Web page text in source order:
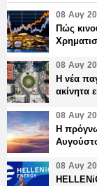
08 Αυγ
Πώς
08 Αυγ
Η νέα
ακίνητα
08 Αυγ
Η
08 Αυγ